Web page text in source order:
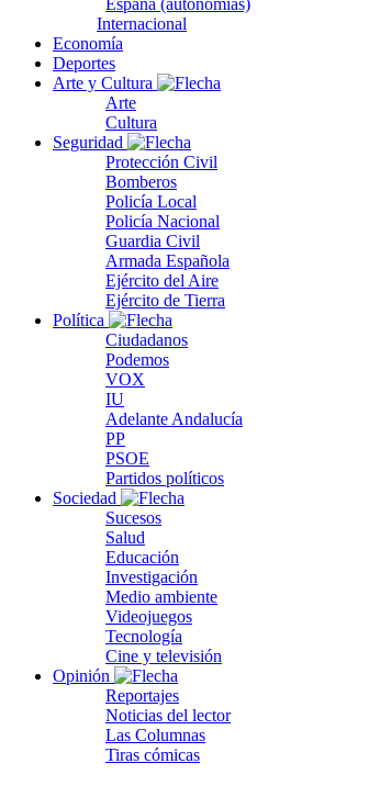
España (autonomías)
Internacional
Economía
Deportes
Arte y Cultura
Arte
Cultura
Seguridad
Protección Civil
Bomberos
Policía Local
Policía Nacional
Guardia Civil
Armada Española
Ejército del Aire
Ejército de Tierra
Política
Ciudadanos
Podemos
VOX
IU
Adelante Andalucía
PP
PSOE
Partidos políticos
Sociedad
Sucesos
Salud
Educación
Investigación
Medio ambiente
Videojuegos
Tecnología
Cine y televisión
Opinión
Reportajes
Noticias del lector
Las Columnas
Tiras cómicas